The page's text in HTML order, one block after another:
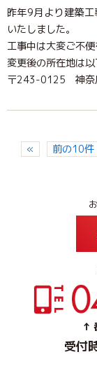
昨年9月より建築
いたしました。
工事中は大変ご不便
変更後の所在地は以
〒243-0125 神奈
« 前の10件
↑
受付